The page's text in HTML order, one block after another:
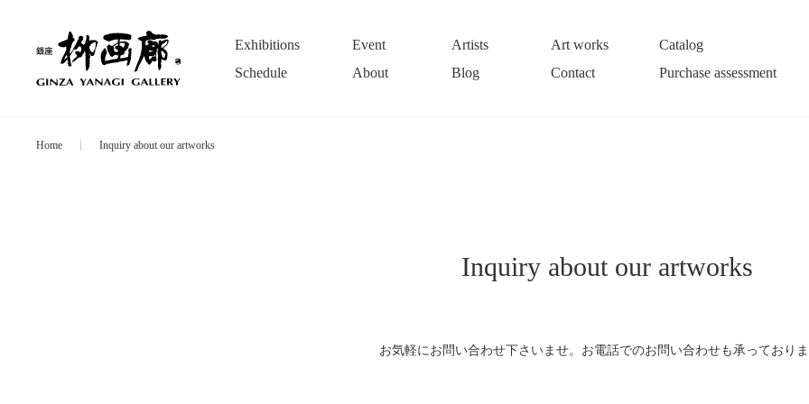
Exhibitions Event Artists Art works
Catalog
Schedule
About Blog Contact Purchase assessment
Home Inquiry about our artworks
Inquiry about our artworks
お気軽にお問い合わせ下さいませ。お電話でのお問い合わせも承っており